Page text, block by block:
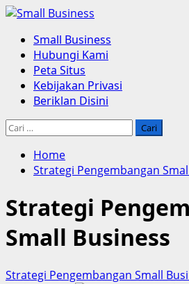
Skip
content
Primary
Menu
Small Business
Hubungi Kami
Peta Situs
Kebijakan Privasi
Beriklan Disini
Cari
Home
Strategi Pengembangan
Strategi
Small Business
Strategi Pengembangan Small